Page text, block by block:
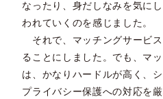
なったり、身だしなみを気に
われていくのを感じました。
それで、マッチングサービ
ることにしました。でも、マ
は、かなりハードルが高く、
プライバシー保護への対応を